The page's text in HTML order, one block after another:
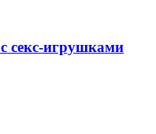
секс-игрушками